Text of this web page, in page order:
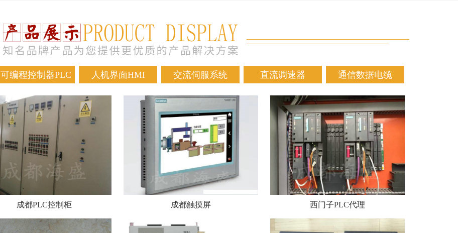
可编程控制器PLC 人机界面HMI 交流伺服系统 直流调速器 通信数据电缆
成都PLC控制柜 成都触摸屏 西门子PLC代理